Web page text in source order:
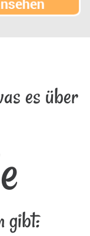
es über
gibt: